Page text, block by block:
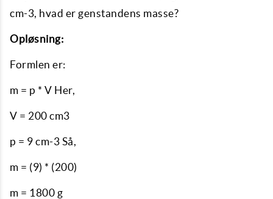
cm-3, hvad er genstandens masse?
Opløsning:
Formlen er:
m = p * V Her,
V = 200 cm3
p = 9 cm-3 Så,
m = (9) * (200)
m = 1800 g